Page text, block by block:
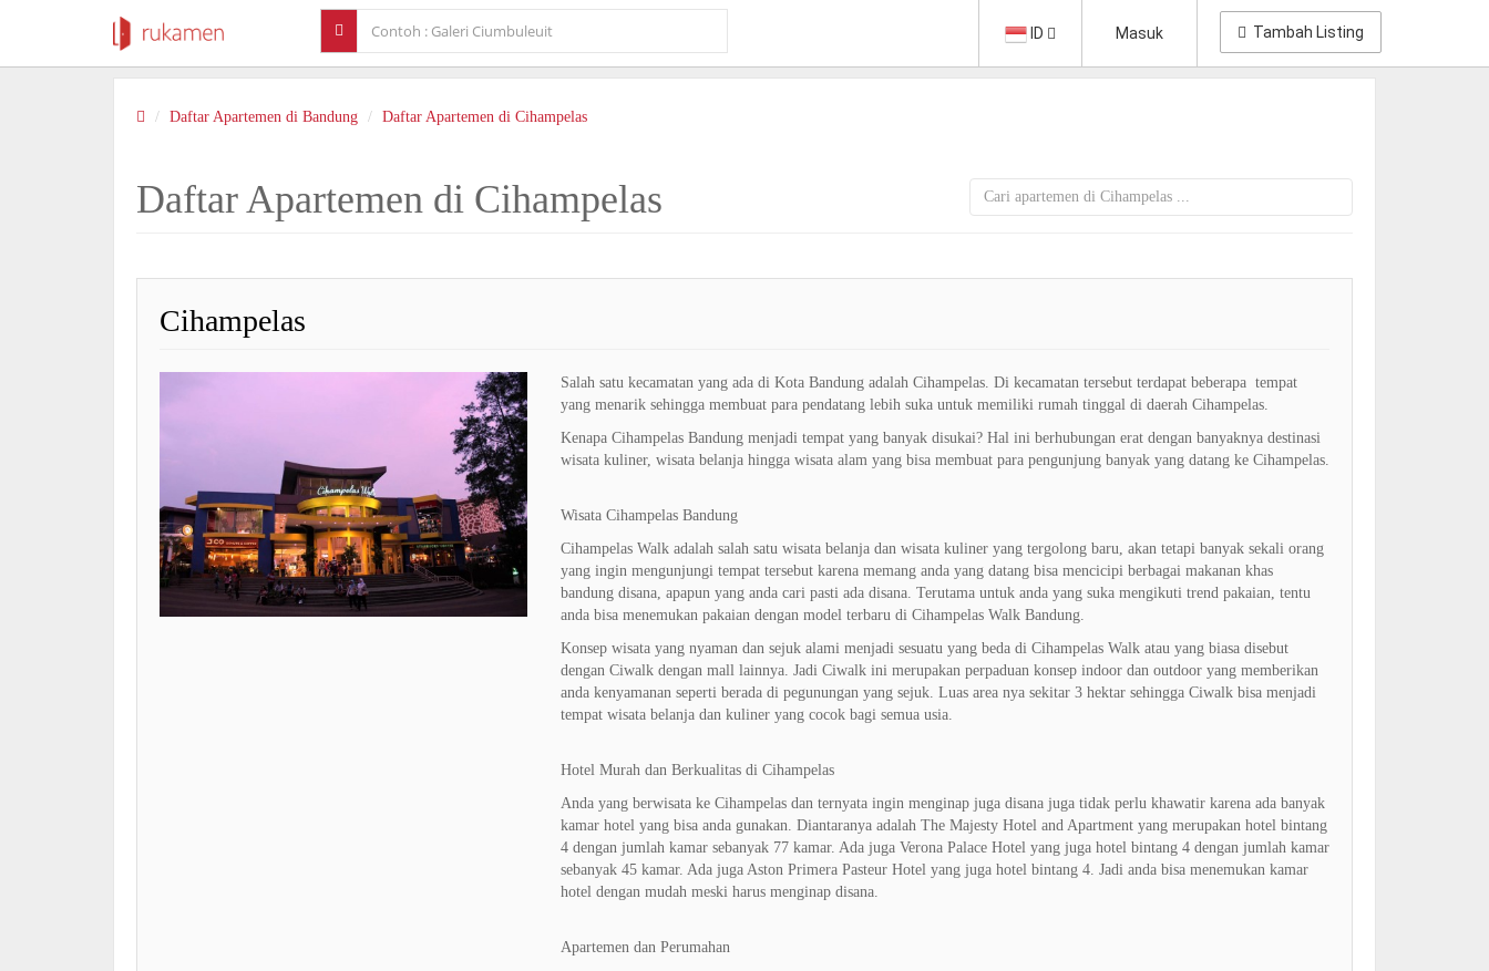
ID Masuk Tambah Listing
Daftar Apartemen di Bandung Daftar Apartemen di Cihampelas
Daftar Apartemen di Cihampelas
Cihampelas
Salah satu kecamatan yang ada di Kota Bandung adalah Cihampelas. Di kecamatan tersebut terdapat beberapa tempat
yang menarik sehingga membuat para pendatang lebih suka untuk memiliki rumah tinggal di daerah Cihampelas.
Kenapa Cihampelas Bandung menjadi tempat yang banyak disukai? Hal ini berhubungan erat dengan banyaknya destinasi
wisata kuliner, wisata belanja hingga wisata alam yang bisa membuat para pengunjung banyak yang datang ke Cihampelas.
Wisata Cihampelas Bandung
Cihampelas Walk adalah salah satu wisata belanja dan wisata kuliner yang tergolong baru, akan tetapi banyak sekali orang
yang ingin mengunjungi tempat tersebut karena memang anda yang datang bisa mencicipi berbagai makanan khas
bandung disana, apapun yang anda cari pasti ada disana. Terutama untuk anda yang suka mengikuti trend pakaian, tentu
anda bisa menemukan pakaian dengan model terbaru di Cihampelas Walk Bandung.
Konsep wisata yang nyaman dan sejuk alami menjadi sesuatu yang beda di Cihampelas Walk atau yang biasa disebut
dengan Ciwalk dengan mall lainnya. Jadi Ciwalk ini merupakan perpaduan konsep indoor dan outdoor yang memberikan
anda kenyamanan seperti berada di pegunungan yang sejuk. Luas area nya sekitar 3 hektar sehingga Ciwalk bisa menjadi
tempat wisata belanja dan kuliner yang cocok bagi semua usia.
Hotel Murah dan Berkualitas di Cihampelas
Anda yang berwisata ke Cihampelas dan ternyata ingin menginap juga disana juga tidak perlu khawatir karena ada banyak
kamar hotel yang bisa anda gunakan. Diantaranya adalah The Majesty Hotel and Apartment yang merupakan hotel bintang
4 dengan jumlah kamar sebanyak 77 kamar. Ada juga Verona Palace Hotel yang juga hotel bintang 4 dengan jumlah kamar
sebanyak 45 kamar. Ada juga Aston Primera Pasteur Hotel yang juga hotel bintang 4. Jadi anda bisa menemukan kamar
hotel dengan mudah meski harus menginap disana.
Apartemen dan Perumahan